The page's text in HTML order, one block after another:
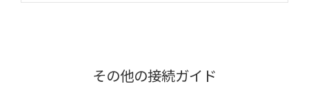
その他の接続ガイド